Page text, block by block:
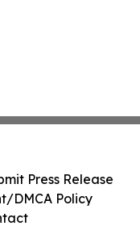
Press Release
DMCA Policy